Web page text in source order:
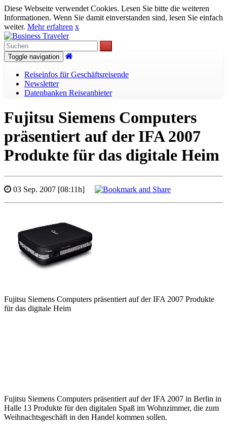
Diese Webseite verwendet Cookies. Lesen Sie bitte die weiteren
Informationen. Wenn Sie damit einverstanden sind, lesen Sie einfach
weiter. Mehr erfahren x
Toggle navigation
Reiseinfos für Geschäftsreisende
Newsletter
Datenbanken Reiseanbieter
Fujitsu Siemens Computers
präsentiert auf der IFA 2007
Produkte für das digitale Heim
03 Sep. 2007 [08:11h]
Fujitsu Siemens Computers präsentiert auf der IFA 2007 Produkte
für das digitale Heim
Fujitsu Siemens Computers präsentiert auf der IFA 2007 in Berlin in
Halle 13 Produkte für den digitalen Spaß im Wohnzimmer, die zum
Weihnachtsgeschäft in den Handel kommen sollen.